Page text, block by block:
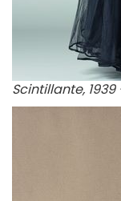
Scintillante,